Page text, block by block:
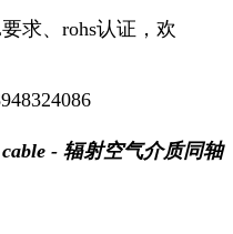
求、rohs认证，欢
- 辐射空气介质同轴